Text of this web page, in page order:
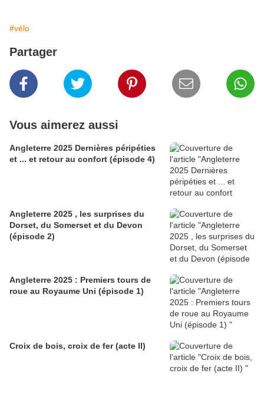
#vélo
Partager
Vous aimerez aussi
Angleterre 2025 Dernières péripéties
et ... et retour au confort (épisode 4)
Angleterre 2025 , les surprises du
Dorset, du Somerset et du Devon
(épisode 2)
Angleterre 2025 : Premiers tours de
roue au Royaume Uni (épisode 1)
Croix de bois, croix de fer (acte II)